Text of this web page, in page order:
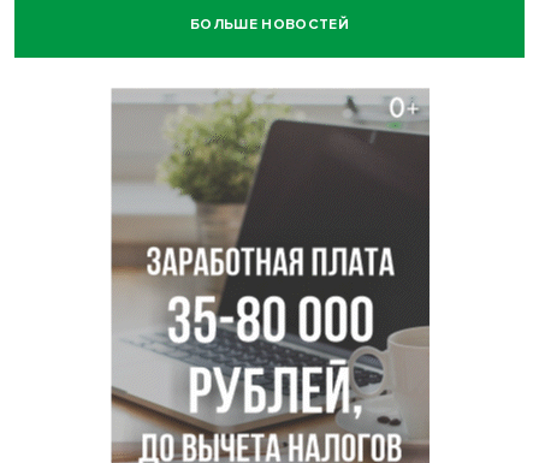
Новосибирец подарил «боевую десятку» для эвакуации
В Новосибирске корпорация кукол из США подала в суд
В Новосибирске минздрав объявил бесплатную
диспансеризацию для 65-летних
В Новосибирске врачи прооперировали 25 тысяч
пациентов с катарактой
БОЛЬШЕ НОВОСТЕЙ